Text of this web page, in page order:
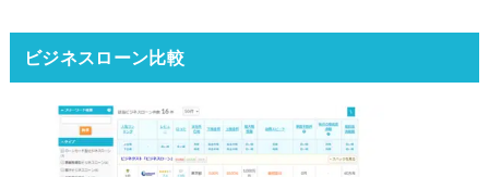
ータ】【2026年版】
ビジネスローン比較